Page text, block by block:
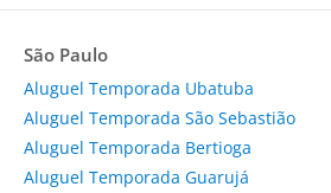
São Paulo
Aluguel Temporada Ubatuba
Aluguel Temporada São Sebastião
Aluguel Temporada Bertioga
Aluguel Temporada Guarujá